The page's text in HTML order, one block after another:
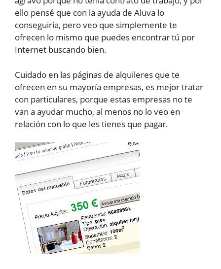
ello pensé que con la ayuda de Aluva lo
conseguiría, pero veo que simplemente te
ofrecen lo mismo que puedes encontrar tú por
Internet buscando bien.
Cuidado en las páginas de alquileres que te
ofrecen en su mayoría empresas, es mejor tratar
con particulares, porque estas empresas no te
van a ayudar mucho, al menos no lo veo en
relación con lo que les tienes que pagar.